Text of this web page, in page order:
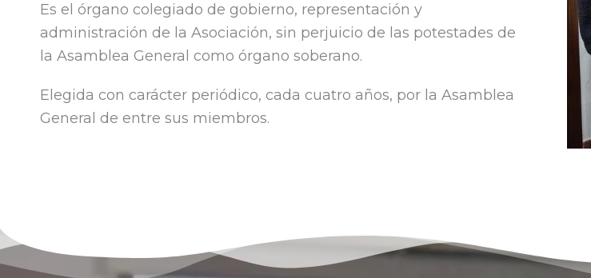
Es el órgano colegiado de gobierno, representación y
administración de la Asociación, sin perjuicio de las potestades de
la Asamblea General como órgano soberano.
Elegida con carácter periódico, cada cuatro años, por la Asamblea
General de entre sus miembros.